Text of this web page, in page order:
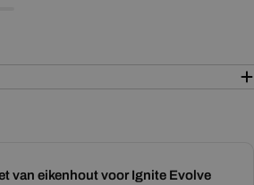
van eikenhout voor Ignite Evolve